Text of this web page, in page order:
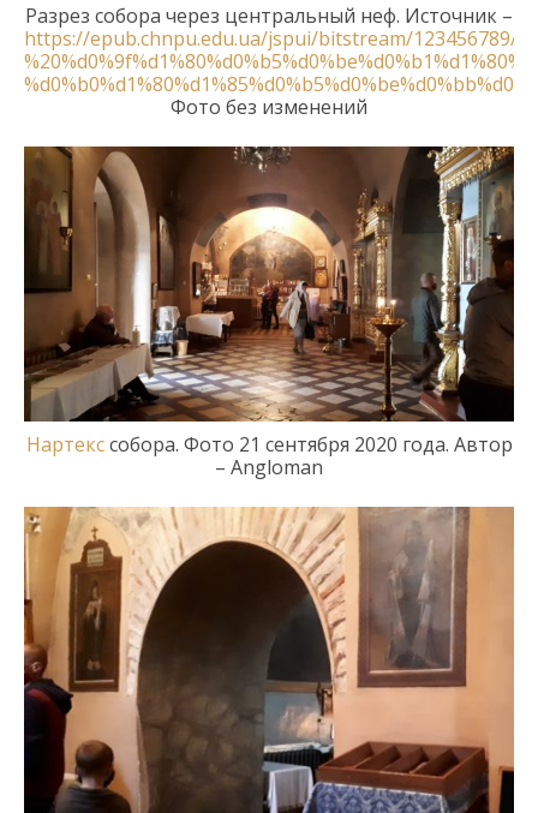
Разрез собора через центральный неф. Источник –
https://epub.chnpu.edu.ua/jspui/bitstream/123456789/
Фото без изменений
Нартекссобора. Фото 21 сентября 2020 года. Автор
– Angloman